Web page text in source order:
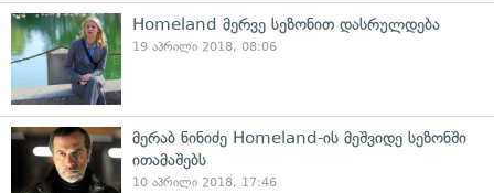
Homeland მერვე სეზონით დასრულდება
19 აპრილი 2018, 08:06
მერაბ ნინიძე Homeland-ის მეშვიდე სეზონში
ითამაშებს
10 აპრილი 2018, 17:46